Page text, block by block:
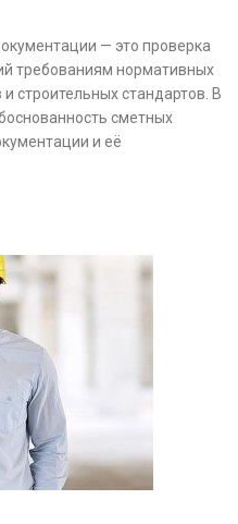
— это проверка
требованиям нормативных
строительных стандартов. В
сметных
и её
и